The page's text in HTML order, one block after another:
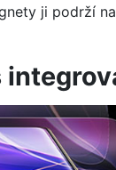
ji podrží